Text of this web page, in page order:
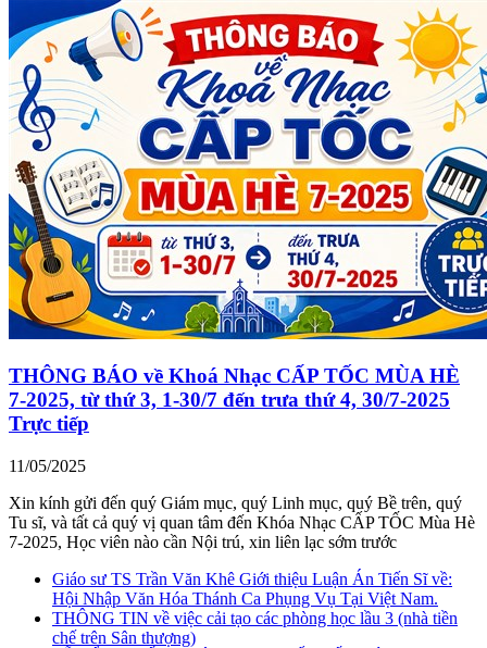
THÔNG BÁO về Khoá Nhạc CẤP TỐC MÙA HÈ
7-2025, từ thứ 3, 1-30/7 đến trưa thứ 4, 30/7-2025
Trực tiếp
11/05/2025
Xin kính gửi đến quý Giám mục, quý Linh mục, quý Bề trên, quý
Tu sĩ, và tất cả quý vị quan tâm đến Khóa Nhạc CẤP TỐC Mùa Hè
7-2025, Học viên nào cần Nội trú, xin liên lạc sớm trước
Giáo sư TS Trần Văn Khê Giới thiệu Luận Án Tiến Sĩ về:
Hội Nhập Văn Hóa Thánh Ca Phụng Vụ Tại Việt Nam.
THÔNG TIN về việc cải tạo các phòng học lầu 3 (nhà tiền
chế trên Sân thượng)